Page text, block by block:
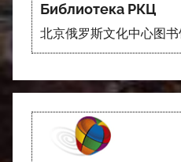
Библиотека РКЦ
北京俄罗斯文化中心图